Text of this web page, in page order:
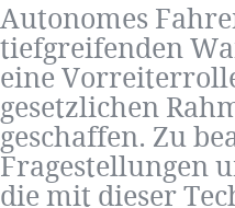
Autonomes
tiefgreifenden
eine
gesetzlichen
geschaffen. Zu
Fragestellungen
die mit dieser